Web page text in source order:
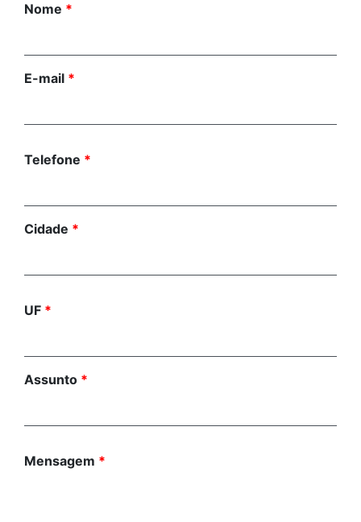
Nome *
E-mail *
Telefone *
Cidade *
UF *
Assunto *
Mensagem *